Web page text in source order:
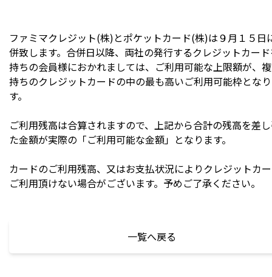
ファミマクレジット(株)とポケットカード(株)は９月１５日
併致します。合併日以降、両社の発行するクレジットカー
持ちの会員様におかれましては、ご利用可能な上限額が、
持ちのクレジットカードの中の最も高いご利用可能枠とな
す。
ご利用残高は合算されますので、上記から合計の残高を差
た金額が実際の「ご利用可能な金額」となります。
カードのご利用残高、又はお支払状況によりクレジットカ
ご利用頂けない場合がございます。予めご了承ください。
一覧へ戻る